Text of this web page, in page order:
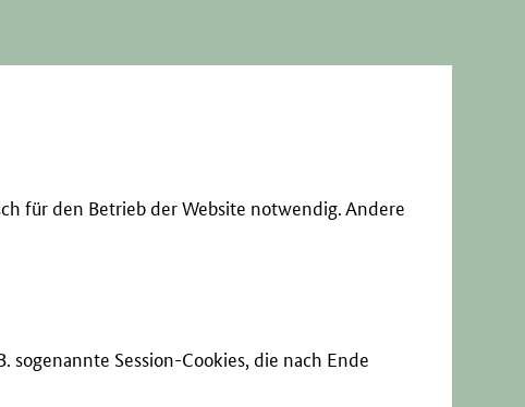
für den Betrieb der Website notwendig. Andere
Session-Cookies, die nach Ende